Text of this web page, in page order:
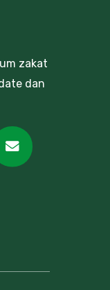
zakat
dan